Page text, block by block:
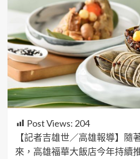
Post Views: 204
【記者吉雄世／高雄報導】隨
來，高雄福華大飯店今年持續